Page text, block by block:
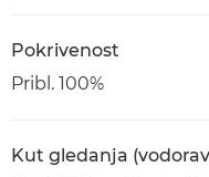
Pokrivenost
Pribl. 100%
Kut gledanja